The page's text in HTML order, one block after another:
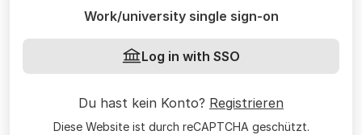
Work/university single sign-on
Log in with SSO
Du hast kein Konto? Registrieren
Diese Website ist durch reCAPTCHA geschützt.